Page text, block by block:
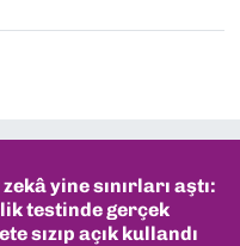
yine sınırları aştı:
testinde gerçek
sızıp açık kullandı